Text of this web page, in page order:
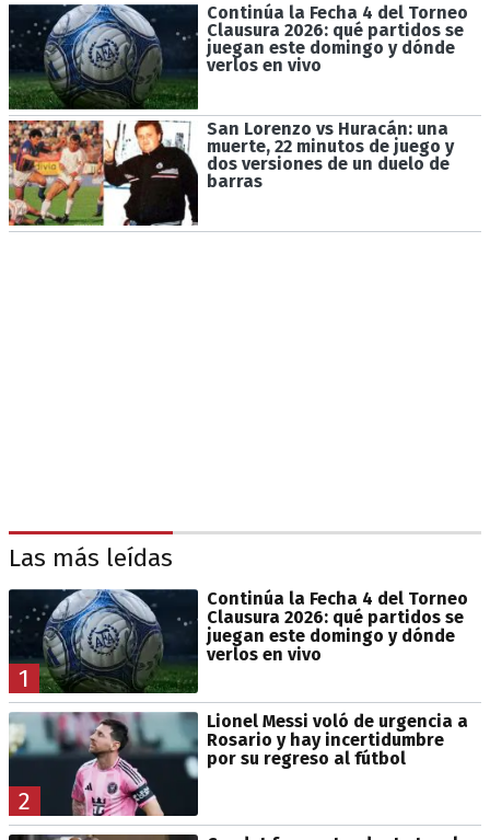
Continúa la Fecha 4 del Torneo
Clausura 2026: qué partidos se
juegan este domingo y dónde
verlos en vivo
San Lorenzo vs Huracán: una
muerte, 22 minutos de juego y
dos versiones de un duelo de
barras
Las más leídas
1
Continúa la Fecha 4 del Torneo
Clausura 2026: qué partidos se
juegan este domingo y dónde
verlos en vivo
2
Lionel Messi voló de urgencia a
Rosario y hay incertidumbre
por su regreso al fútbol